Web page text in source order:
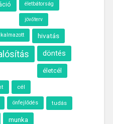
életbátorság
jövőterv
hivatás
döntés
életcél
cél
önfejlődés tudás
munka